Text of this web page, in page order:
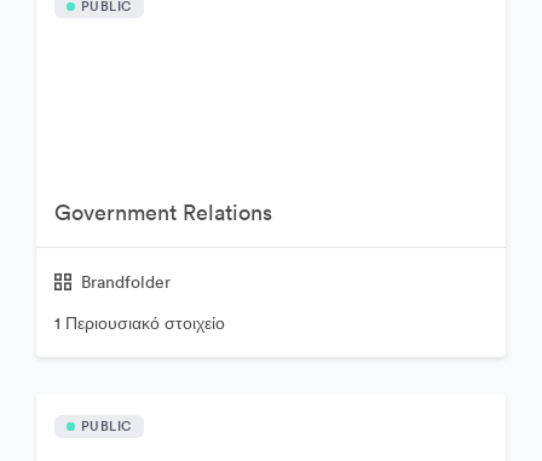
PUBLIC
Government Relations
Brandfolder
1 Περιουσιακό στοιχείο
PUBLIC